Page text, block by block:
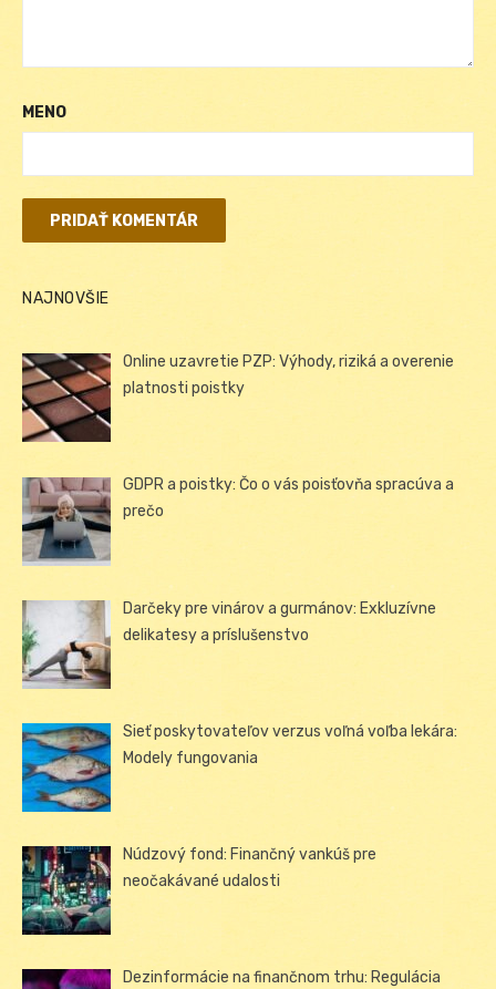
MENO
NAJNOVŠIE
Online uzavretie PZP: Výhody, riziká a overenie
platnosti poistky
GDPR a poistky: Čo o vás poisťovňa spracúva a
prečo
Darčeky pre vinárov a gurmánov: Exkluzívne
delikatesy a príslušenstvo
Sieť poskytovateľov verzus voľná voľba lekára:
Modely fungovania
Núdzový fond: Finančný vankúš pre
neočakávané udalosti
Dezinformácie na finančnom trhu: Regulácia